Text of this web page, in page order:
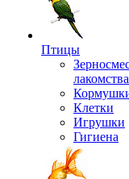
Птицы
лакомства
Клетки
Игрушки
Гигиена